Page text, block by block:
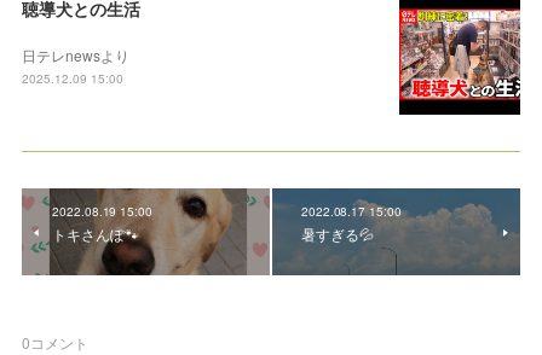
聴導犬との生活
日テレnewsより
2025.12.09 15:00
2022.08.19 15:00
トキさんぽ🐾
2022.08.17 15:00
暑すぎる💦
0コメント